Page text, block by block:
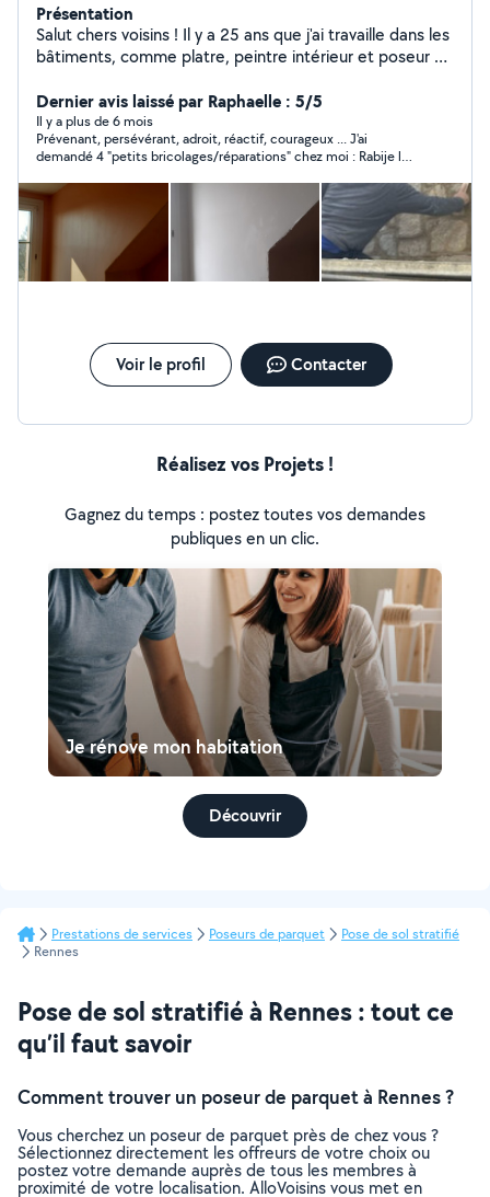
Présentation
Salut chers voisins ! Il y a 25 ans que j'ai travaille dans les
bâtiments, comme platre, peintre intérieur et poseur du
électricien, plombier et isolation à l'extérieur et
l'interieur Je suis professionnel Le premier intervention
0-2 heures du main d'œuvre est gratuit. Mon but est de
faire connaitre mes qualités des services et mes
valeurs. À très bientôt
Dernier avis laissé par Raphaelle : 5/5
Il y a plus de 6 mois
Prévenant, persévérant, adroit, réactif, courageux ... J'ai
demandé 4 "petits bricolages/réparations" chez moi : Rabije les
techniques, en tenant compte de mes souhaits. Je referai
appel sans hésitation si besoin !!
Voir le profil Contacter
Réalisez vos Projets !
Gagnez du temps : postez toutes vos demandes
publiques en un clic.
Je rénove mon habitation
Découvrir
Prestations de services Poseurs de parquet
Pose de sol stratifié
Rennes
Pose de sol stratifié à Rennes : tout ce
qu’il faut savoir
Comment trouver un poseur de parquet à Rennes ?
Vous cherchez un poseur de parquet près de chez vous ?
Sélectionnez directement les offreurs de votre choix ou
postez votre demande auprès de tous les membres à
proximité de votre localisation. AlloVoisins vous met en